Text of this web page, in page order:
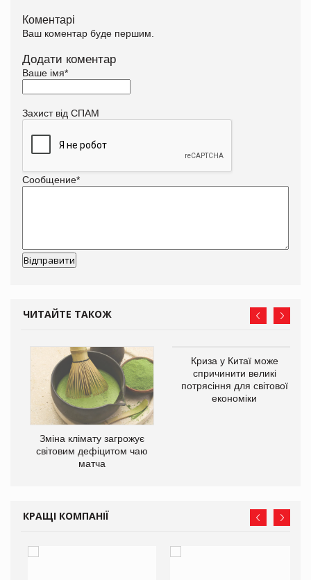
Коментарі
Ваш коментар буде першим.
Додати коментар
Ваше імя*
Захист від СПАМ
Сообщение*
ЧИТАЙТЕ ТАКОЖ
Зміна клімату загрожує
світовим дефіцитом чаю
матча
Криза у Китаї може
спричинити великі
потрясіння для світової
економіки
КРАЩІ КОМПАНІЇ